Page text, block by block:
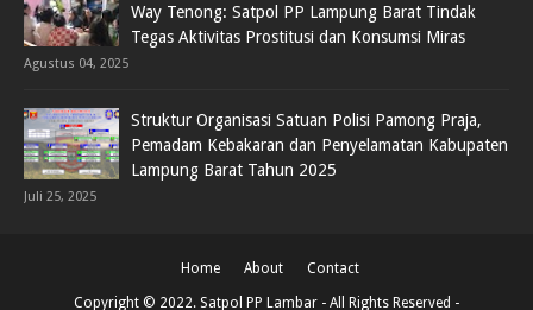
Way Tenong: Satpol PP Lampung Barat Tindak
Tegas Aktivitas Prostitusi dan Konsumsi Miras
Agustus 04, 2025
Struktur Organisasi Satuan Polisi Pamong Praja,
Pemadam Kebakaran dan Penyelamatan Kabupaten
Lampung Barat Tahun 2025
Juli 25, 2025
Home About Contact
Copyright © 2022. Satpol PP Lambar - All Rights Reserved -